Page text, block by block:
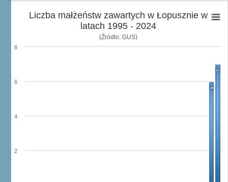
Liczba małżeństw zawartych w Łopusznie w
latach 1995 - 2024
(Źródło: GUS)
6
7
2
4
6
8